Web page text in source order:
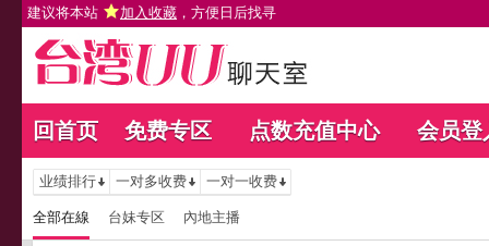
建议将本站 加入收藏 ，方便日后找寻
回首页 免费专区 点数充值中心 会员登
业绩排行 一对多收费 一对一收费
全部在線 台妹专区 內地主播